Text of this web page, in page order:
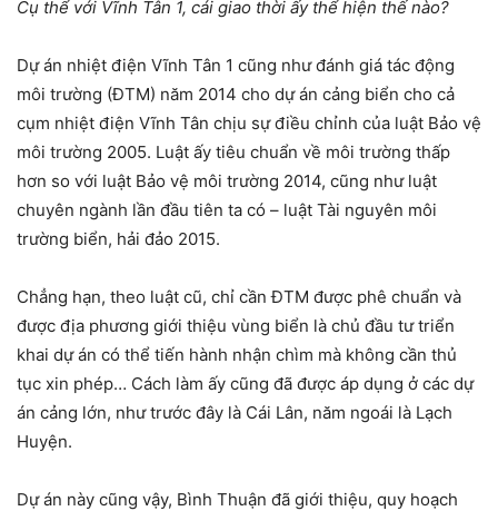
Cụ thể với Vĩnh Tân 1, cái giao thời ấy thể hiện thế nào?
Dự án nhiệt điện Vĩnh Tân 1 cũng như đánh giá tác động
môi trường (ĐTM) năm 2014 cho dự án cảng biển cho cả
cụm nhiệt điện Vĩnh Tân chịu sự điều chỉnh của luật Bảo vệ
môi trường 2005. Luật ấy tiêu chuẩn về môi trường thấp
hơn so với luật Bảo vệ môi trường 2014, cũng như luật
chuyên ngành lần đầu tiên ta có – luật Tài nguyên môi
trường biển, hải đảo 2015.
Chẳng hạn, theo luật cũ, chỉ cần ĐTM được phê chuẩn và
được địa phương giới thiệu vùng biển là chủ đầu tư triển
khai dự án có thể tiến hành nhận chìm mà không cần thủ
tục xin phép… Cách làm ấy cũng đã được áp dụng ở các dự
án cảng lớn, như trước đây là Cái Lân, năm ngoái là Lạch
Huyện.
Dự án này cũng vậy, Bình Thuận đã giới thiệu, quy hoạch